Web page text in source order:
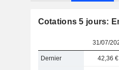
Cotations 5 jours:
31/07/
Dernier 42,36 €